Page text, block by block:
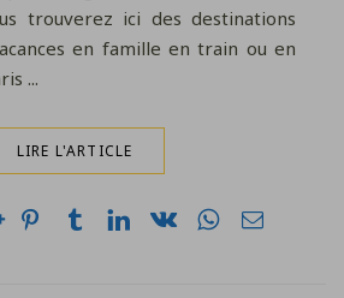
trouverez ici des destinations
en famille en train ou en
...
LIRE L'ARTICLE